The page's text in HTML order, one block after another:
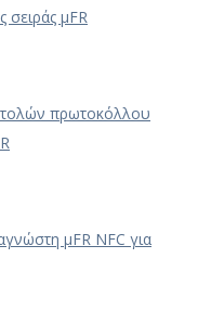
σειράς μFR
πρωτοκόλλου
μFR NFC για